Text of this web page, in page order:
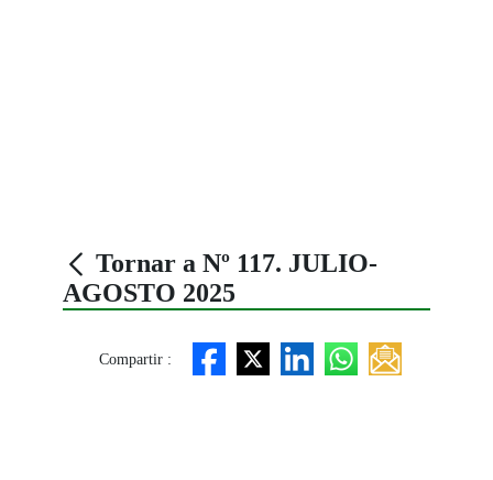
Tornar a Nº 117. JULIO-
AGOSTO 2025
Compartir :